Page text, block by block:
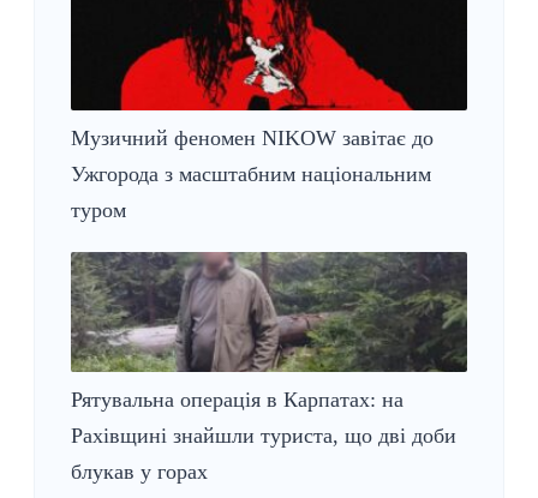
Музичний феномен NIKOW завітає до
Ужгорода з масштабним національним
туром
Рятувальна операція в Карпатах: на
Рахівщині знайшли туриста, що дві доби
блукав у горах